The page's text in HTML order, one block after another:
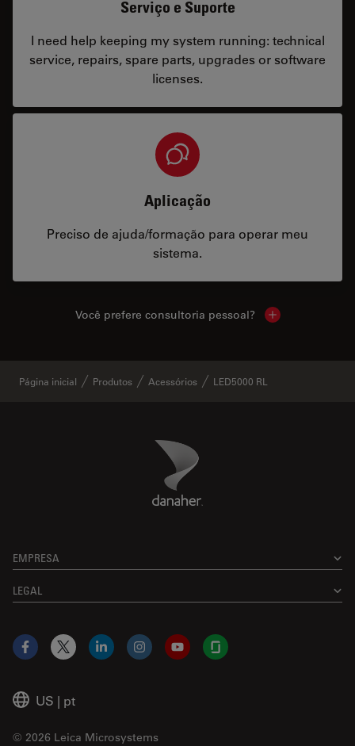
Serviço e Suporte
I need help keeping my system running: technical
service, repairs, spare parts, upgrades or software
licenses.
Aplicação
Preciso de ajuda/formação para operar meu
sistema.
Você prefere consultoria pessoal? Show local
Página inicial Produtos Acessórios LED5000 RL
Danaher Logo
EMPRESA
LEGAL
US | pt
© 2026 Leica Microsystems
Facebook
X LinkedInInstagramYouTubeGlassdoor